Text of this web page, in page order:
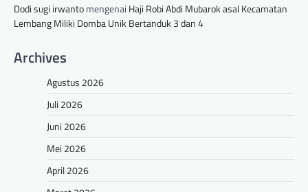
Dodi sugi irwantomengenai Haji Robi Abdi Mubarok asal Kecamatan
Lembang Miliki Domba Unik Bertanduk 3 dan 4
Archives
Agustus 2026
Juli 2026
Juni 2026
Mei 2026
April 2026